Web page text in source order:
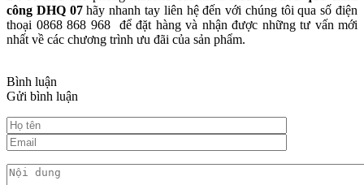
công DHQ 07hãy nhanh tay liên hệ đến với chúng tôi qua số điện
thoại 0868 868 968 để đặt hàng và nhận được những tư vấn mới
nhất về các chương trình ưu đãi của sản phẩm.
Bình luận
Gửi bình luận